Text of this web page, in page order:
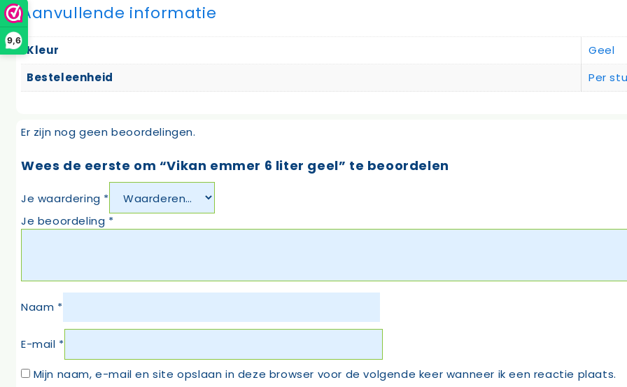
9,6
Aanvullende informatie
Kleur
Geel
Besteleenheid
Per
Er zijn nog geen beoordelingen.
Wees de eerste om “Vikan emmer 6 liter geel” te beoordelen
Je waardering *
Je beoordeling *
Naam *
E-mail *
Mijn naam, e-mail en site opslaan in deze browser voor de volgende keer wanneer ik een reactie plaats.